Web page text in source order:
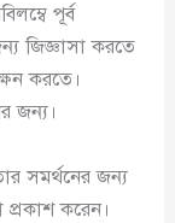
পূর্ব
জিজ্ঞাসা করতে
করতে।
জন্য।
সমর্থনের জন্য
প্রকাশ করেন।